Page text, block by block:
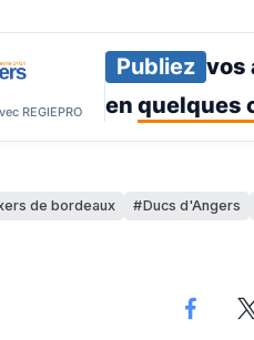
REGIEPRO
Publiez vos
en quelques
de bordeaux Ducs d'Angers